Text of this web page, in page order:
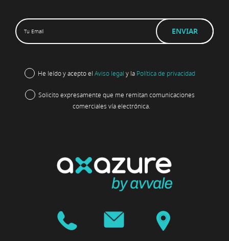
He leído y acepto el Aviso legal y la Política de privacidad
Solicito expresamente que me remitan comunicaciones
comerciales vía electrónica.